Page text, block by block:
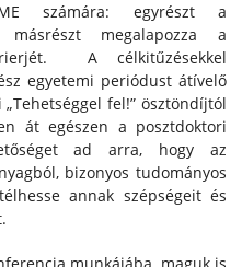
számára: egyrészt a
másrészt megalapozza a
A célkitűzésekkel
egyetemi periódust átívelő
fel!” ösztöndíjtól
át egészen a posztdoktori
ad arra, hogy az
bizonyos tudományos
annak szépségeit és